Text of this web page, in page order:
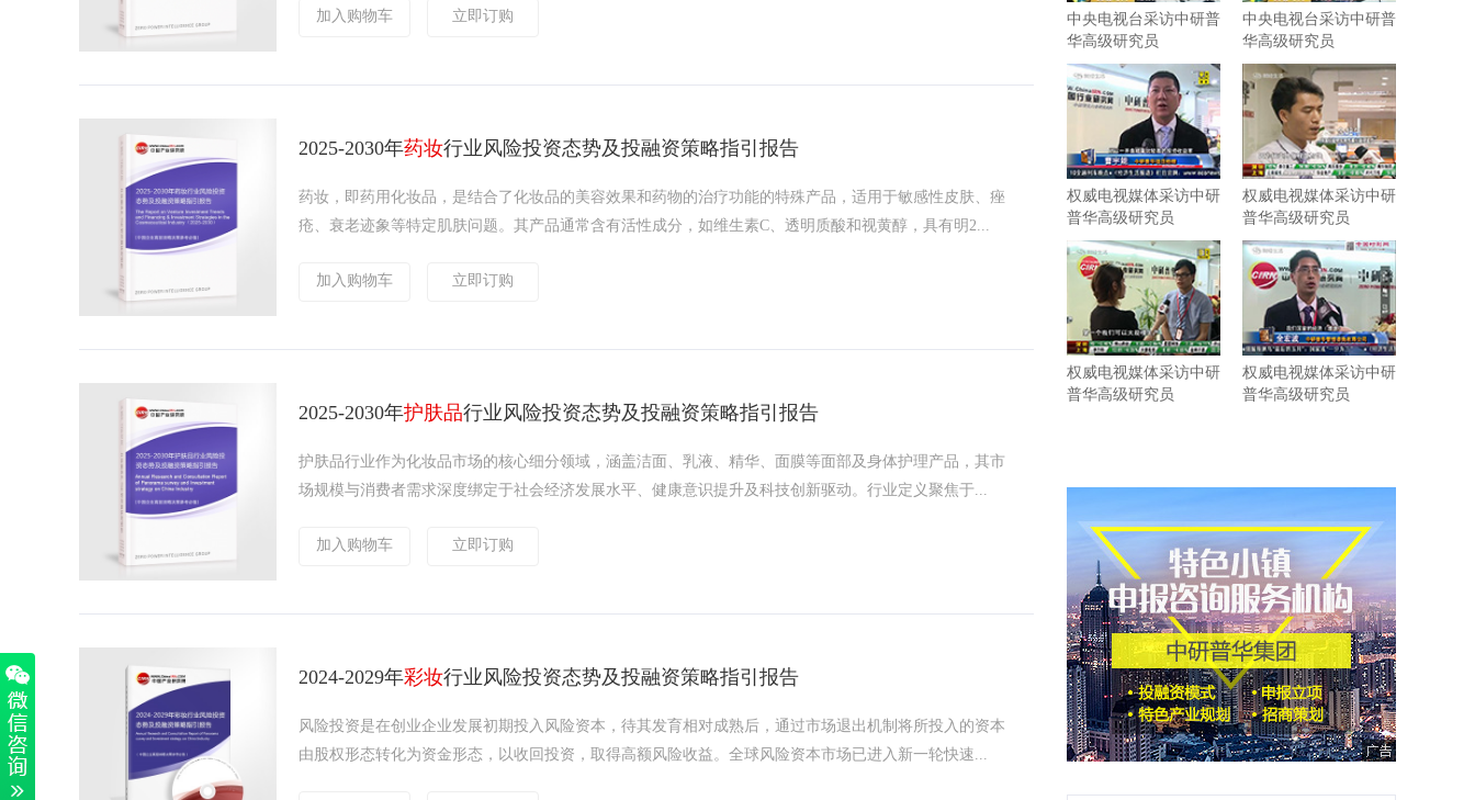
加入购物车 立即订购
2025-2030年药妆行业风险投资态势及投融资策略指引报告
药妆，即药用化妆品，是结合了化妆品的美容效果和药物的治疗功能的特殊产品，适用于敏感性皮肤、痤
疮、衰老迹象等特定肌肤问题。其产品通常含有活性成分，如维生素C、透明质酸和视黄醇，具有明2...
加入购物车 立即订购
2025-2030年护肤品行业风险投资态势及投融资策略指引报告
护肤品行业作为化妆品市场的核心细分领域，涵盖洁面、乳液、精华、面膜等面部及身体护理产品，其市
场规模与消费者需求深度绑定于社会经济发展水平、健康意识提升及科技创新驱动。行业定义聚焦于...
加入购物车 立即订购
2024-2029年彩妆行业风险投资态势及投融资策略指引报告
风险投资是在创业企业发展初期投入风险资本，待其发育相对成熟后，通过市场退出机制将所投入的资本
由股权形态转化为资金形态，以收回投资，取得高额风险收益。全球风险资本市场已进入新一轮快速...
中央电视台采访中研普
华高级研究员
中央电视台采访中研普
华高级研究员
权威电视媒体采访中研
普华高级研究员
权威电视媒体采访中研
普华高级研究员
权威电视媒体采访中研
普华高级研究员
权威电视媒体采访中研
普华高级研究员